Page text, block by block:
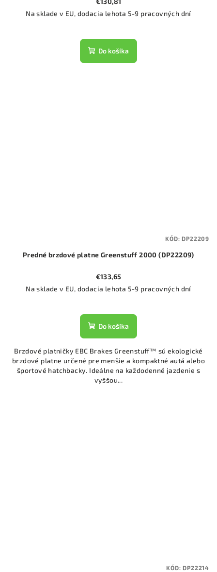
Na sklade v EU, dodacia lehota 5-9 pracovných dní
Do košíka
Predné brzdové platne Greenstuff 2000 (DP22209)
€133,65
Na sklade v EU, dodacia lehota 5-9 pracovných dní
Do košíka
Brzdové platničky EBC Brakes Greenstuff™ sú ekologické
brzdové platne určené pre menšie a kompaktné autá alebo
športové hatchbacky. Ideálne na každodenné jazdenie s
vyššou...
KÓD:DP22209
KÓD:DP22214